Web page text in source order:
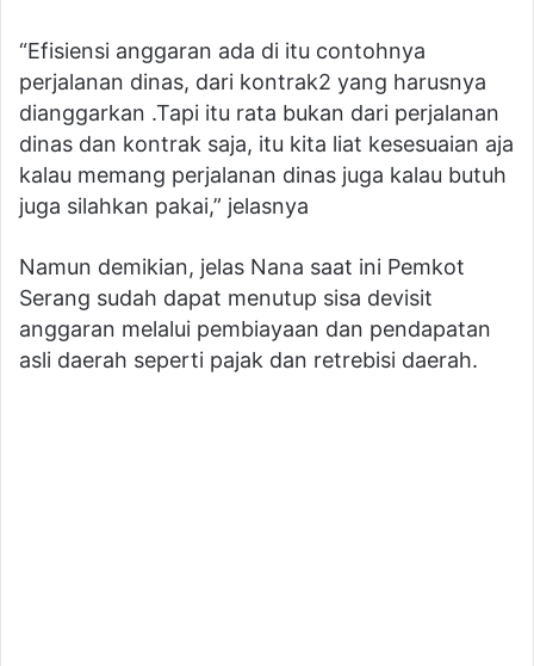
“Efisiensi anggaran ada di itu contohnya
perjalanan dinas, dari kontrak2 yang harusnya
dianggarkan .Tapi itu rata bukan dari perjalanan
dinas dan kontrak saja, itu kita liat kesesuaian aja
kalau memang perjalanan dinas juga kalau butuh
juga silahkan pakai,” jelasnya
Namun demikian, jelas Nana saat ini Pemkot
Serang sudah dapat menutup sisa devisit
anggaran melalui pembiayaan dan pendapatan
asli daerah seperti pajak dan retrebisi daerah.